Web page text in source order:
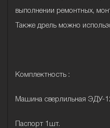
выполнении ремонтных,
Также дрель можно
Комплектность :
Машина сверлильная ЭДУ-
Паспорт 1шт.